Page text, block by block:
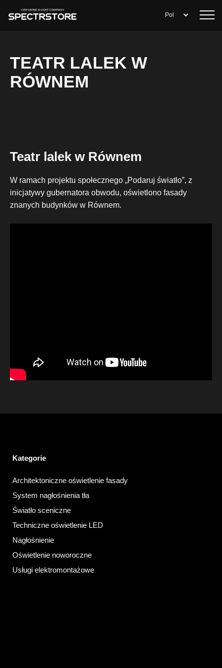
TEATR LALEK W
RÓWNEM
Teatr lalek w Równem
W ramach projektu społecznego „Podaruj światło”, z
inicjatywy gubernatora obwodu, oświetlono fasady
znanych budynków w Równem.
Kategorie
Architektoniczne oświetlenie fasady
System nagłośnienia tła
Światło sceniczne
Techniczne oświetlenie LED
Nagłośnienie
Oświetlenie noworoczne
Usługi elektromontażowe